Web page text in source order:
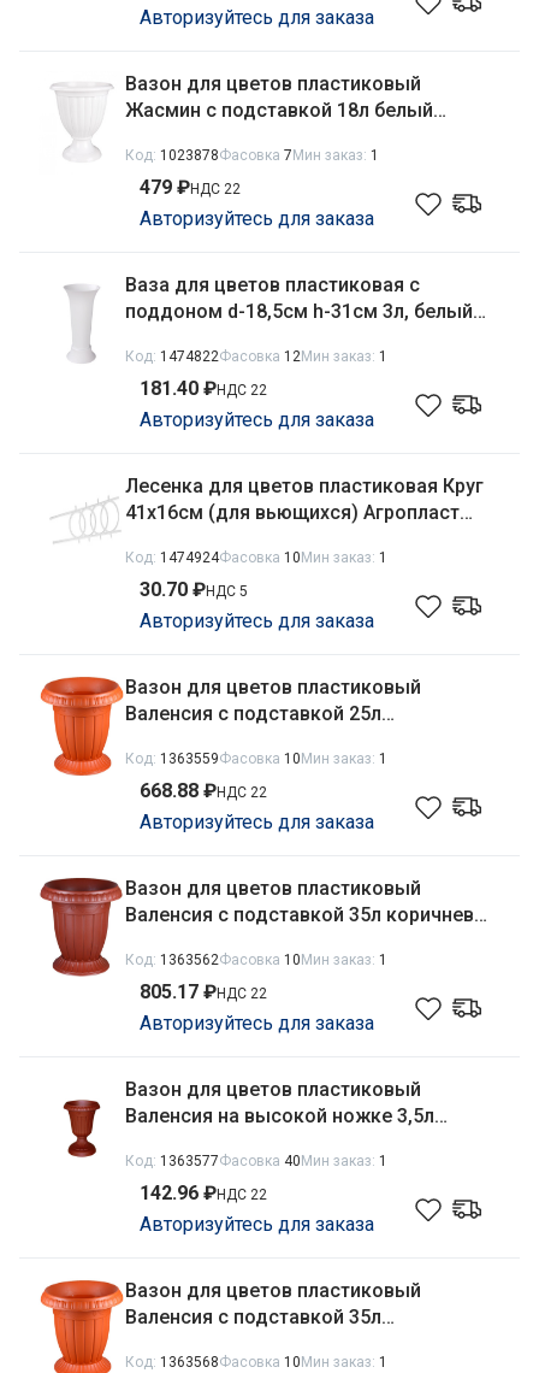
Авторизуйтесь для заказа
Вазон для цветов пластиковый
Жасмин с подставкой 18л белый
Код: 1023878Фасовка 7 Мин заказ: 1
479 ₽НДС 22
Авторизуйтесь для заказа
Ваза для цветов пластиковая с
поддоном d-18,5см h-31см 3л, белый
Код: 1474822Фасовка 12Мин заказ: 1
181.40 ₽НДС 22
Авторизуйтесь для заказа
Лесенка для цветов пластиковая Круг
41х16см (для вьющихся) Агропласт
Код: 1474924Фасовка 10 Мин заказ: 1
30.70 ₽НДС 5
Авторизуйтесь для заказа
Вазон для цветов пластиковый
Валенсия с подставкой 25л
Код: 1363559Фасовка 10 Мин заказ: 1
668.88 ₽НДС 22
Авторизуйтесь для заказа
Вазон для цветов пластиковый
Валенсия с подставкой 35л коричневый
Код: 1363562Фасовка 10 Мин заказ: 1
805.17 ₽НДС 22
Авторизуйтесь для заказа
Вазон для цветов пластиковый
Валенсия на высокой ножке 3,5л
Код: 1363577Фасовка 40 Мин заказ: 1
142.96 ₽НДС 22
Авторизуйтесь для заказа
Вазон для цветов пластиковый
Валенсия с подставкой 35л
Код: 1363568Фасовка 10 Мин заказ: 1